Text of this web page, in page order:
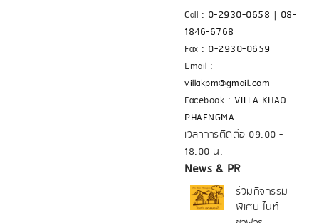
Call : 0-2930-0658 | 08-
1846-6768
Fax : 0-2930-0659
Email :
villakpm@gmail.com
Facebook : VILLA KHAO
PHAENGMA
เวลาการติดต่อ 09.00 -
18.00 น.
News & PR
ร่วมกิจกรรม
พิเศษ ไนท์